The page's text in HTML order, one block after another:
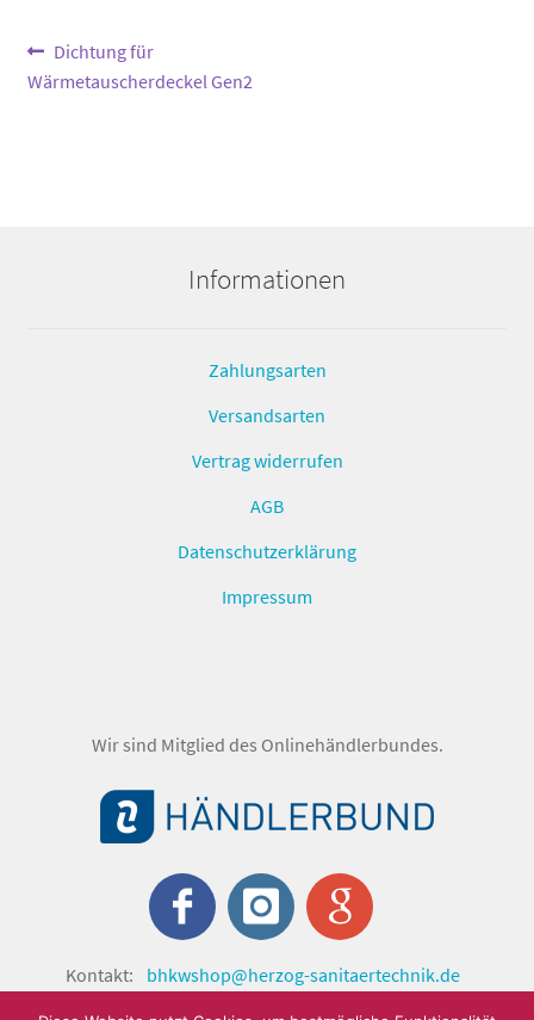
Beitragsnavigation
Vorheriger
Beitrag:
Dichtung für
Wärmetauscherdeckel Gen2
Informationen
Zahlungsarten
Versandsarten
Vertrag widerrufen
AGB
Datenschutzerklärung
Impressum
Wir sind Mitglied des Onlinehändlerbundes.
Kontakt:
bhkwshop@herzog-sanitaertechnik.de